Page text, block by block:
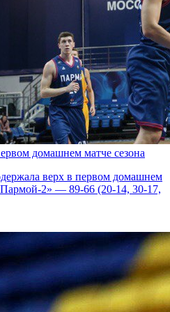
домашнем матче сезона
верх в первом домашнем
2» — 89-66 (20-14, 30-17,